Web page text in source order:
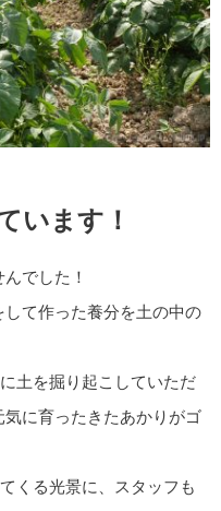
います！
でした！
て作った養分を土の中の
土を掘り起こしていただ
に育ったきたあかりがゴ
くる光景に、スタッフも